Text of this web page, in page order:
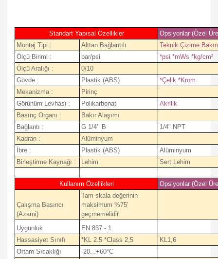
Standart Yapısal Özellikler
Opsiyonlar (Özel
Montaj Tipi :
Alttan Bağlantılı
Teknik Çizime
Ölçü Birimi :
bar/psi
*psi *mWs *kg/cm²
Ölçü Aralığı :
0/10
Gövde :
Plastik (ABS)
*Çelik *Krom
Mekanizma :
Pirinç
Görünüm Levhası :
Polikarbonat
Akrilik
Basınç Organı :
Bakır Alaşımı
Bağlantı :
G 1/4’’ B
1/4" NPT
Kadran :
Alüminyum
İbre :
Plastik (ABS)
Alüminyum
Birleştirme Kaynağı :
Lehim Sert Lehim
Kullanım Özellikleri Opsiyonlar (Özel
Çalışma Basıncı
(Azami)
Tam skala değerinin
maksimum %75'
geçmemelidir.
Uygunluk
EN 837 - 1
Hassasiyet Sınıfı
*KL 2.5 *Class 2,5
KL1,6
Ortam Sıcaklığı
-20...+60°C